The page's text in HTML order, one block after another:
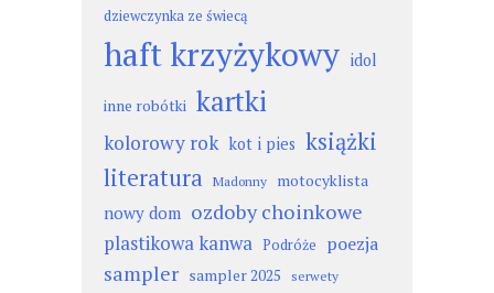
dziewczynka ze świecą
haft krzyżykowy idol
inne robótki kartki
kolorowy rok kot i pies książki
literatura Madonny motocyklista
nowy dom ozdoby choinkowe
plastikowa kanwa Podróże poezja
sampler sampler 2025 serwety